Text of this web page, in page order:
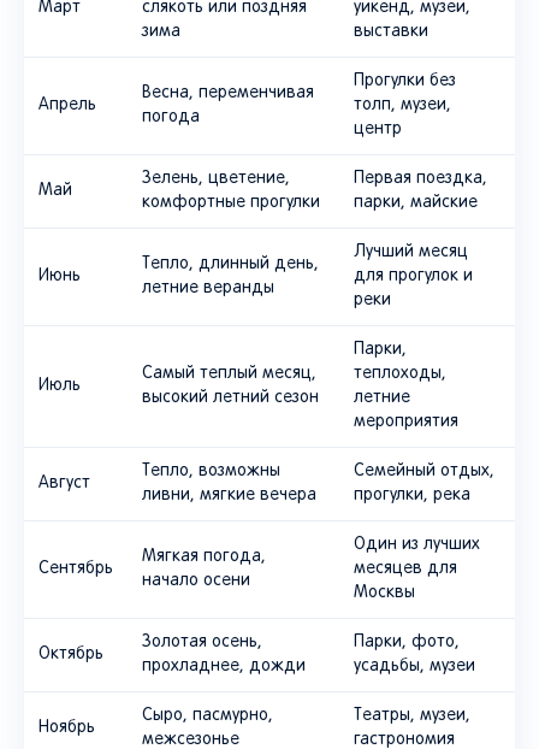
Март
слякоть или поздняя
зима
уикенд, музеи,
выставки
Апрель
Весна, переменчивая
погода
Прогулки без
толп, музеи,
центр
Май
Зелень, цветение,
комфортные прогулки
Первая поездка,
парки, майские
Июнь
Тепло, длинный день,
летние веранды
Лучший месяц
для прогулок и
реки
Июль
Самый теплый месяц,
высокий летний сезон
Парки,
теплоходы,
летние
мероприятия
Август
Тепло, возможны
ливни, мягкие вечера
Семейный отдых,
прогулки, река
Сентябрь
Мягкая погода,
начало осени
Один из лучших
месяцев для
Москвы
Октябрь
Золотая осень,
прохладнее, дожди
Парки, фото,
усадьбы, музеи
Ноябрь
Сыро, пасмурно,
межсезонье
Театры, музеи,
гастрономия